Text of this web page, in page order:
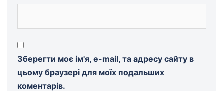
Зберегти моє ім'я, e-mail, та адресу сайту в
цьому браузері для моїх подальших
коментарів.